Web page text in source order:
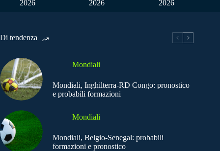
2026
2026
2026
Di tendenza
Mondiali
Mondiali, Inghilterra-RD Congo: pronostico
e probabili formazioni
Mondiali
Mondiali, Belgio-Senegal: probabili
formazioni e pronostico